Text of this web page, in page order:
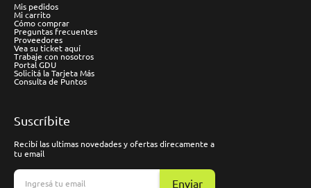
Mis pedidos
Mi carrito
Cómo comprar
Preguntas frecuentes
Proveedores
Vea su ticket aquí
Trabaje con nosotros
Portal GDU
Solicitá la Tarjeta Más
Consulta de Puntos
Suscríbite
Recibí las ultimas novedades y ofertas direcamente a
tu email
Enviar